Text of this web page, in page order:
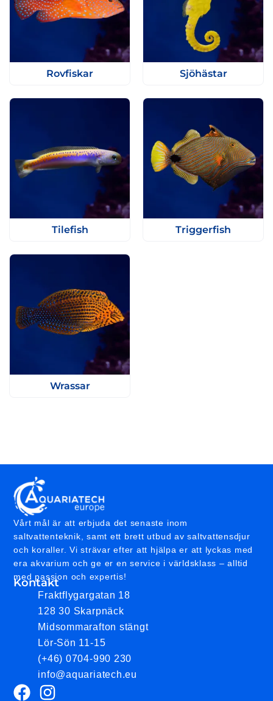
Rovfiskar Sjöhästar
Tilefish Triggerfish
Wrassar
Vårt mål är att erbjuda det senaste inom
saltvattenteknik, samt ett brett utbud av saltvattensdjur
och koraller. Vi strävar efter att hjälpa er att lyckas med
era akvarium och ge er en service i världsklass – alltid
med passion och expertis!
Kontakt
Fraktflygargatan 18
128 30 Skarpnäck
Midsommarafton stängt
Lör-Sön 11-15
(+46) 0704-990 230
info@aquariatech.eu